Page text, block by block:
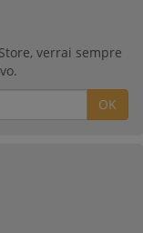
verrai sempre
OK